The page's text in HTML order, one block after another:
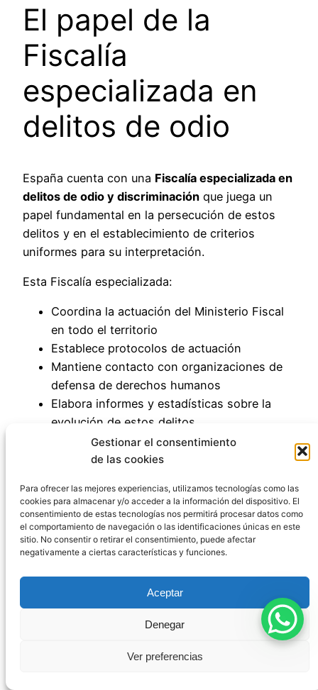
Gestionar el consentimiento
de las cookies
Para ofrecer las mejores experiencias, utilizamos tecnologías como las
cookies para almacenar y/o acceder a la información del dispositivo. El
consentimiento de estas tecnologías nos permitirá procesar datos como
el comportamiento de navegación o las identificaciones únicas en este
sitio. No consentir o retirar el consentimiento, puede afectar
negativamente a ciertas características y funciones.
Aceptar
Denegar
Ver preferencias
El papel de la
Fiscalía
especializada en
delitos de odio
España cuenta con una Fiscalía especializada en
delitos de odio y discriminación que juega un
papel fundamental en la persecución de estos
delitos y en el establecimiento de criterios
uniformes para su interpretación.
Esta Fiscalía especializada:
Coordina la actuación del Ministerio Fiscal
en todo el territorio
Establece protocolos de actuación
Mantiene contacto con organizaciones de
defensa de derechos humanos
Elabora informes y estadísticas sobre la
evolución de estos delitos
Su existencia refleja la importancia que el Estado
atentan contra la igualdad y la dignidad de
colectivos vulnerables, al tiempo que debe velar
por el respeto a la libertad de expresión.
Conclusiones:
navegando la
delgada línea entre